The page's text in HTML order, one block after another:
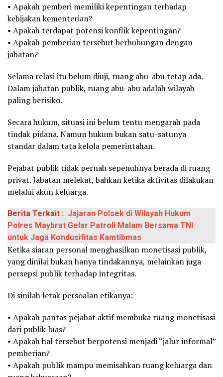
• Apakah pemberi memiliki kepentingan terhadap
kebijakan kementerian?
• Apakah terdapat potensi konflik kepentingan?
• Apakah pemberian tersebut berhubungan dengan
jabatan?
Selama relasi itu belum diuji, ruang abu-abu tetap ada.
Dalam jabatan publik, ruang abu-abu adalah wilayah
paling berisiko.
Secara hukum, situasi ini belum tentu mengarah pada
tindak pidana. Namun hukum bukan satu-satunya
standar dalam tata kelola pemerintahan.
Pejabat publik tidak pernah sepenuhnya berada di ruang
privat. Jabatan melekat, bahkan ketika aktivitas dilakukan
melalui akun keluarga.
Berita Terkait : Jajaran Polsek di Wilayah Hukum
Polres Maybrat Gelar Patroli Malam Bersama TNI
untuk Jaga Kondusifitas Kamtibmas
Ketika siaran personal menghasilkan monetisasi publik,
yang dinilai bukan hanya tindakannya, melainkan juga
persepsi publik terhadap integritas.
Di sinilah letak persoalan etikanya:
• Apakah pantas pejabat aktif membuka ruang monetisasi
dari publik luas?
• Apakah hal tersebut berpotensi menjadi “jalur informal”
pemberian?
• Apakah publik mampu memisahkan ruang keluarga dan